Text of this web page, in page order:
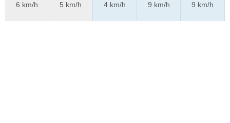
6 km/h
5 km/h
4 km/h
9 km/h
9 km/h